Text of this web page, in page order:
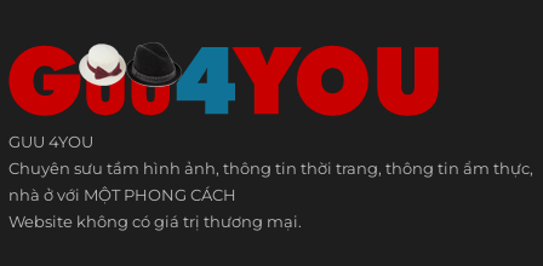
GUU 4YOU
Chuyên sưu tầm hình ảnh, thông tin thời trang, thông tin ẩm thực,
nhà ở với MỘT PHONG CÁCH
Website không có giá trị thương mại.